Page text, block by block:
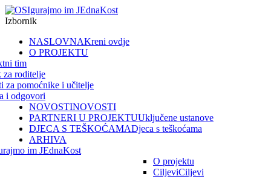
Izbornik
NASLOVNAKreni ovdje
O PROJEKTU
tim
za roditelje
za pomoćnike i učitelje
i odgovori
NOVOSTINOVOSTI
PARTNERI U PROJEKTUUključene ustanove
DJECA S TEŠKOĆAMADjeca s teškoćama
ARHIVA
im JEdnaKost
O projektu
CiljeviCiljevi